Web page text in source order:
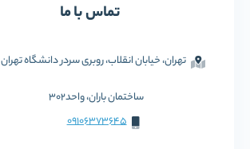
تماس با ما
تهران، خیابان انقلاب، روبری سردر دانشگاه تهران
ساختمان باران، واحد302
09106373645